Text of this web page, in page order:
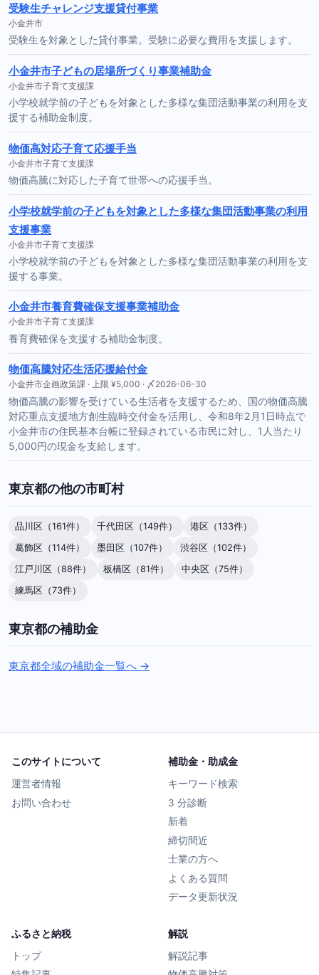
受験生チャレンジ支援貸付事業
小金井市
受験生を対象とした貸付事業。受験に必要な費用を支援します。
小金井市子どもの居場所づくり事業補助金
小金井市子育て支援課
小学校就学前の子どもを対象とした多様な集団活動事業の利用を支
援する補助金制度。
物価高対応子育て応援手当
小金井市子育て支援課
物価高騰に対応した子育て世帯への応援手当。
小学校就学前の子どもを対象とした多様な集団活動事業の利用
支援事業
小金井市子育て支援課
小学校就学前の子どもを対象とした多様な集団活動事業の利用を支
援する事業。
小金井市養育費確保支援事業補助金
小金井市子育て支援課
養育費確保を支援する補助金制度。
物価高騰対応生活応援給付金
小金井市企画政策課 · 上限 ¥5,000 · 〆2026-06-30
物価高騰の影響を受けている生活者を支援するため、国の物価高騰
対応重点支援地方創生臨時交付金を活用し、令和8年2月1日時点で
小金井市の住民基本台帳に登録されている市民に対し、1人当たり
5,000円の現金を支給します。
東京都の他の市町村
品川区（161件） 千代田区（149件）
港区（133件）
葛飾区（114件）
墨田区（107件）
渋谷区（102件）
江戸川区（88件）
板橋区（81件）
中央区（75件）
練馬区（73件）
東京都の補助金
東京都全域の補助金一覧へ →
このサイトについて
運営者情報
お問い合わせ
補助金・助成金
キーワード検索
3 分診断
新着
締切間近
士業の方へ
よくある質問
データ更新状況
ふるさと納税
トップ
解説
解説記事